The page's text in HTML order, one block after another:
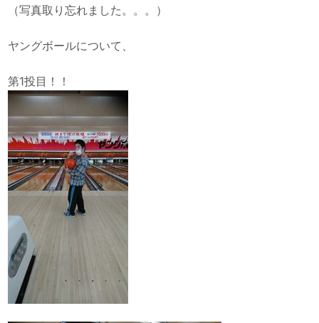
（写真取り忘れました。。。）
ヤングボールについて、
第1投目！！